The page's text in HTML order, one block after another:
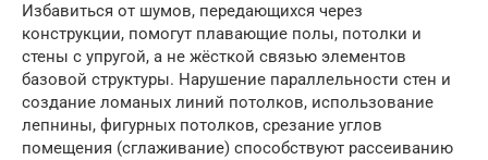
Избавиться от шумов, передающихся через
конструкции, помогут плавающие полы, потолки и
стены с упругой, а не жёсткой связью элементов
базовой структуры. Нарушение параллельности стен и
создание ломаных линий потолков, использование
лепнины, фигурных потолков, срезание углов
помещения (сглаживание) способствуют рассеиванию